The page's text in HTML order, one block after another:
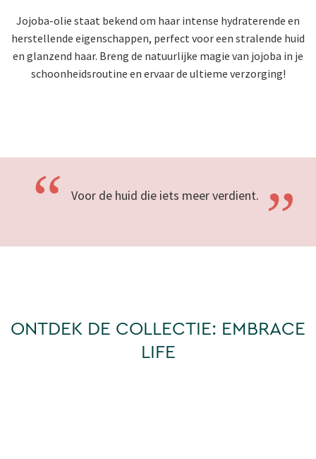
Jojoba-olie staat bekend om haar intense hydraterende en
herstellende eigenschappen, perfect voor een stralende huid
en glanzend haar. Breng de natuurlijke magie van jojoba in je
schoonheidsroutine en ervaar de ultieme verzorging!
“ Voor de huid die iets meerverdient. ”
ONTDEK DE COLLECTIE: EMBRACE
LIFE